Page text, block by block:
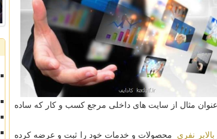
مثال از سایت های داخلی مرجع کسب و کار که ساده
بالابر نفری محصولات و خدمات خود را ثبت و عرضه کرده